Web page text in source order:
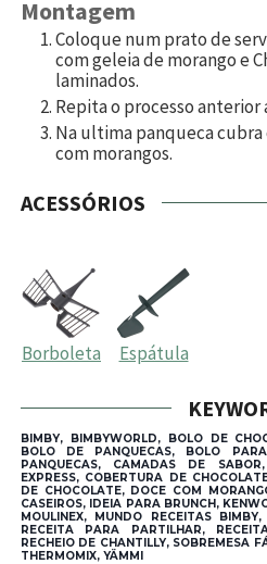
Montagem
Coloque num prato de
com geleia de morango e
laminados.
Repita o processo anterior
Na ultima panqueca
com morangos.
ACESSÓRIOS
Borboleta Espátula
BIMBY, BIMBYWORLD, BOLO DE
BOLO DE PANQUECAS, BOLO
PANQUECAS, CAMADAS DE
EXPRESS, COBERTURA DE
DE CHOCOLATE, DOCE COM
CASEIROS, IDEIA PARA BRUNCH,
MOULINEX, MUNDO RECEITAS
RECEITA PARA PARTILHAR,
RECHEIO DE CHANTILLY, SOBREMESA
THERMOMIX, YÄMMI